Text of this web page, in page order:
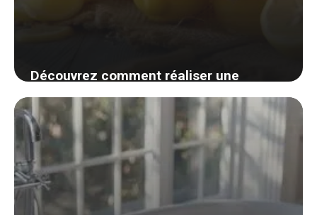
Découvrez comment réaliser une
confiture au citron maison, un délice
simple et rapide pour égayer vos matins
27 août 2024